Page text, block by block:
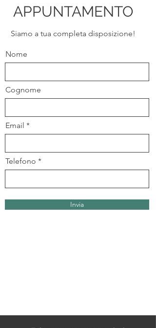
APPUNTAMENTO
Siamo a tua completa disposizione!
Nome
Cognome
Email
Telefono
Invia